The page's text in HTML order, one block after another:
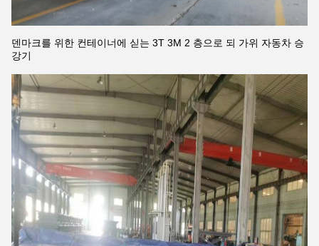
덴마크를 위한 컨테이너에 싣는 3T 3M 2 층으로 되 가위 자동차 승
강기